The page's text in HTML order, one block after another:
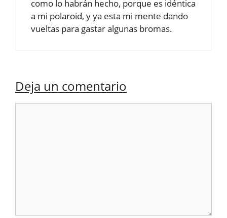
como lo habrán hecho, porque es idéntica
a mi polaroid, y ya esta mi mente dando
vueltas para gastar algunas bromas.
Deja un comentario